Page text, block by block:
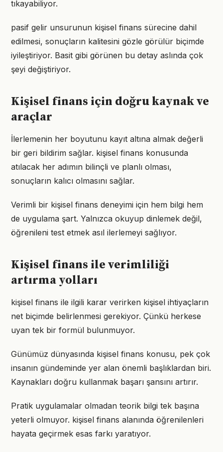
tıkayabiliyor.
pasif gelir unsurunun kişisel finans sürecine dahil
edilmesi, sonuçların kalitesini gözle görülür biçimde
iyileştiriyor. Basit gibi görünen bu detay aslında çok
şeyi değiştiriyor.
Kişisel finans için doğru kaynak ve
araçlar
İlerlemenin her boyutunu kayıt altına almak değerli
bir geri bildirim sağlar. kişisel finans konusunda
atılacak her adımın bilinçli ve planlı olması,
sonuçların kalıcı olmasını sağlar.
Verimli bir kişisel finans deneyimi için hem bilgi hem
de uygulama şart. Yalnızca okuyup dinlemek değil,
öğrenileni test etmek asıl ilerlemeyi sağlıyor.
Kişisel finans ile verimliliği
artırma yolları
kişisel finans ile ilgili karar verirken kişisel ihtiyaçların
net biçimde belirlenmesi gerekiyor. Çünkü herkese
uyan tek bir formül bulunmuyor.
Günümüz dünyasında kişisel finans konusu, pek çok
insanın gündeminde yer alan önemli başlıklardan biri.
Kaynakları doğru kullanmak başarı şansını artırır.
Pratik uygulamalar olmadan teorik bilgi tek başına
yeterli olmuyor. kişisel finans alanında öğrenilenleri
hayata geçirmek esas farkı yaratıyor.